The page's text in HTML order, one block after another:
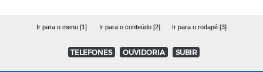
TERMO DE POSSE DO PREFEITO E
DIPLOMA
Ir para o menu [1] Ir para o conteúdo [2] Ir para o rodapé [3]
TELEFONES OUVIDORIA SUBIR